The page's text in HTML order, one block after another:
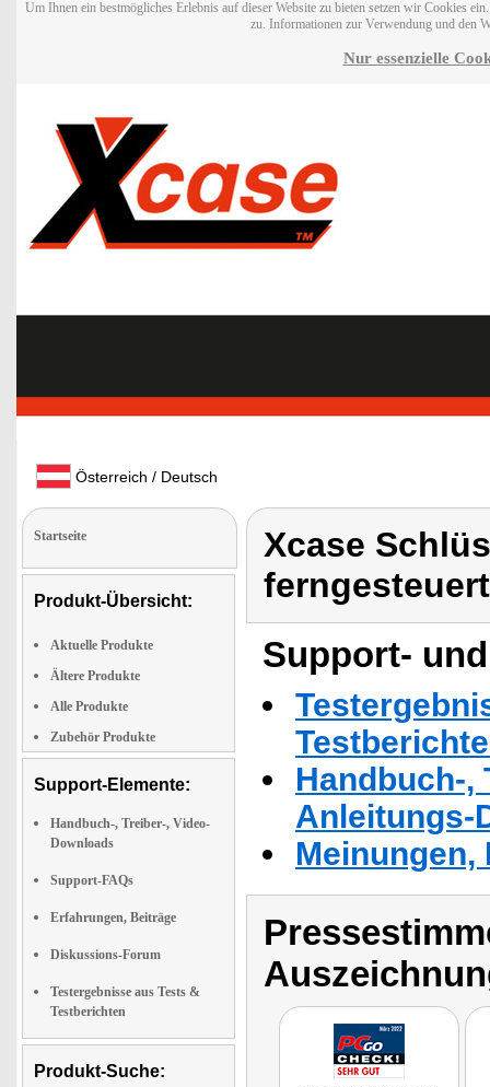
Um Ihnen ein bestmögliches Erlebnis auf dieser Website zu bieten setzen wir Cookies
zu. Informationen zur Verwendung und den
Nur essenzielle
Österreich / Deutsch
Startseite
Produkt-Übersicht:
Aktuelle Produkte
Ältere Produkte
Alle Produkte
Zubehör Produkte
Support-Elemente:
Handbuch-, Treiber-, Video-
Downloads
Support-FAQs
Erfahrungen, Beiträge
Diskussions-Forum
Testergebnisse aus Tests &
Testberichten
Produkt-Suche:
Xcase
ferngesteuert
Support-
Handbuch-,
Anleitungs-